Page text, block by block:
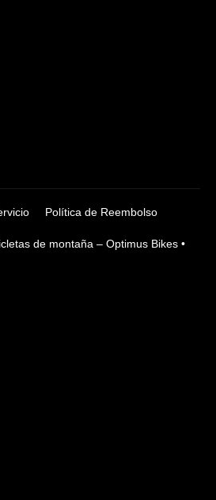
de montaña – Optimus Bikes •
Política de Reembolso